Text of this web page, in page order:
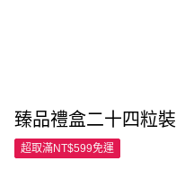
臻品禮盒二十四粒裝
超取滿NT$599免運